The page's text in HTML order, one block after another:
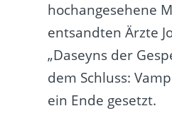
hochangesehene
entsandten Ärzte
„Daseyns der
dem Schluss:
ein Ende gesetzt.